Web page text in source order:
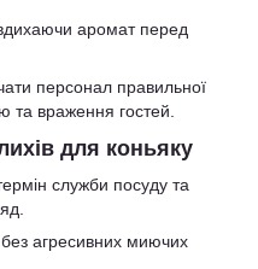
аромат перед
персонал правильної
та враження гостей.
для коньяку
служби посуду та
агресивних миючих